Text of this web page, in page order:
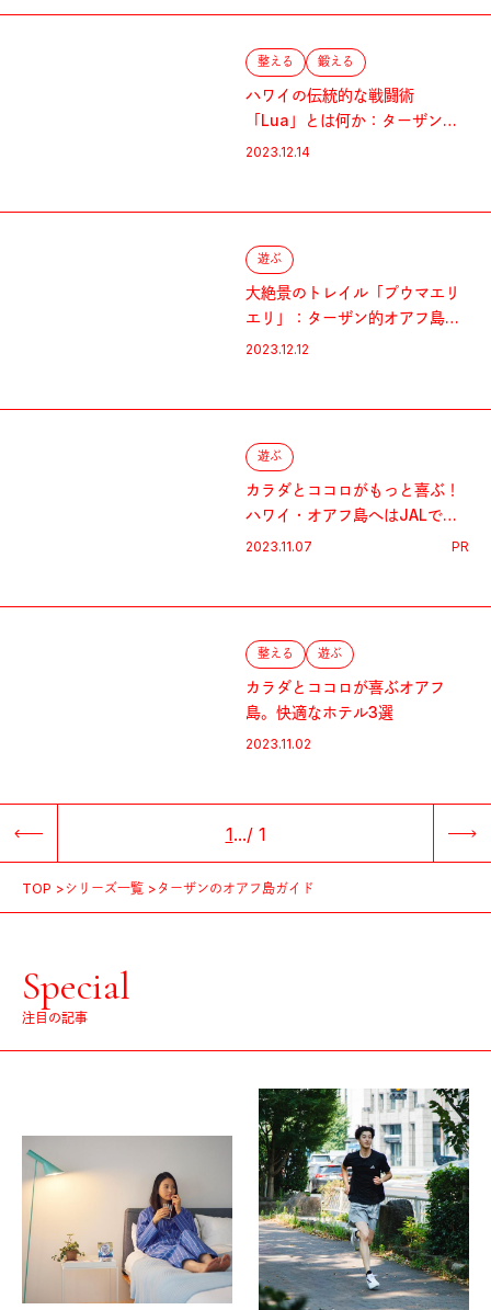
整える 鍛える
ハワイの伝統的な戦闘術
「Lua」とは何か：ターザン的
オアフ島ガイド
2023.12.14
遊ぶ
大絶景のトレイル「プウマエリ
エリ」：ターザン的オアフ島ガ
イド
2023.12.12
遊ぶ
カラダとココロがもっと喜ぶ！
ハワイ・オアフ島へはJALで行
く
2023.11.07 PR
整える 遊ぶ
カラダとココロが喜ぶオアフ
島。快適なホテル3選
2023.11.02
1.../ 1
TOP シリーズ一覧 ターザンのオアフ島ガイド
Special
注目の記事